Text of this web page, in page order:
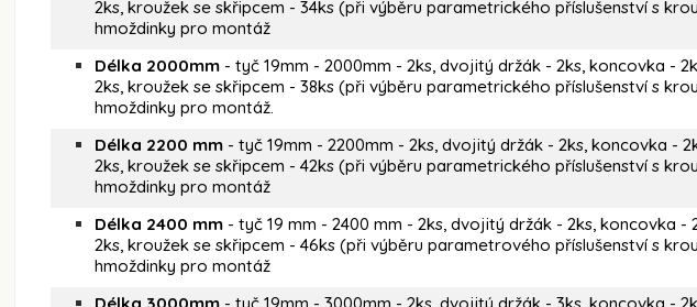
2ks, kroužek se skřipcem - 34ks (při výběru parametrického příslušenství s
hmoždinky pro montáž
Délka 2000mm - tyč 19mm - 2000mm - 2ks, dvojitý držák - 2ks, koncovka -
2ks, kroužek se skřipcem - 38ks (při výběru parametrického příslušenství s
hmoždinky pro montáž.
Délka 2200 mm - tyč 19mm - 2200mm - 2ks, dvojitý držák - 2ks, koncovka -
2ks, kroužek se skřipcem - 42ks (při výběru parametrického příslušenství s
hmoždinky pro montáž
Délka 2400 mm - tyč 19 mm - 2400 mm - 2ks, dvojitý držák - 2ks, koncovka -
2ks, kroužek se skřipcem - 46ks (při výběru parametrového příslušenství s
hmoždinky pro montáž